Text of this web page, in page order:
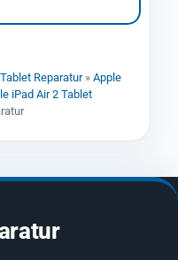
Reparatur» Apple
iPad Air 2 Tablet